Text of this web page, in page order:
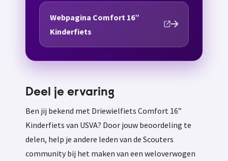
Webpagina Comfort 16”
Kinderfiets
Deel je ervaring
Ben jij bekend met Driewielfiets Comfort 16”
Kinderfiets van USVA? Door jouw beoordeling te
delen, help je andere leden van de Scouters
community bij het maken van een weloverwogen